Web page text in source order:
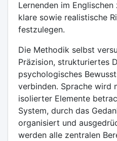
Lernenden im
klare sowie realistische
festzulegen.
Die Methodik selbst
Präzision, strukturiertes
psychologisches
verbinden. Sprache wird
isolierter Elemente
System, durch das
organisiert und
werden alle zentralen